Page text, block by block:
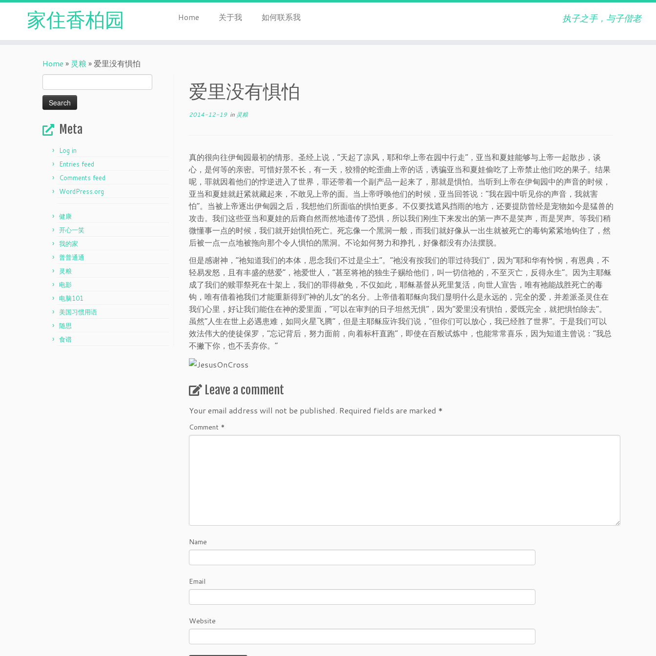
家住香柏园 执子之手，与子偕老
Home 关于我 如何联系我
Home » 灵粮 »爱里没有惧怕
for:
Meta
Log in
Entries feed
Comments feed
WordPress.org
健康
开心一笑
我的家
普普通通
灵粮
电影
电脑101
美国习惯用语
随思
食谱
爱里没有惧怕
2014-12-19 in 灵粮
真的很向往伊甸园最初的情形。圣经上说，“天起了凉风，耶和华上帝在园中行走”，亚当和夏娃能够与上帝一起散步，谈
心，是何等的亲密。可惜好景不长，有一天，狡猾的蛇歪曲上帝的话，诱骗亚当和夏娃偷吃了上帝禁止他们吃的果子。结果
呢，罪就因着他们的悖逆进入了世界，罪还带着一个副产品一起来了，那就是惧怕。当听到上帝在伊甸园中的声音的时候，
亚当和夏娃就赶紧就藏起来，不敢见上帝的面。当上帝呼唤他们的时候，亚当回答说：“我在园中听见你的声音，我就害
怕”。当被上帝逐出伊甸园之后，我想他们所面临的惧怕更多。不仅要找遮风挡雨的地方，还要提防曾经是宠物如今是猛兽的
攻击。我们这些亚当和夏娃的后裔自然而然地遗传了恐惧，所以我们刚生下来发出的第一声不是笑声，而是哭声。等我们稍
微懂事一点的时候，我们就开始惧怕死亡。死忘像一个黑洞一般，而我们就好像从一出生就被死亡的毒钩紧紧地钩住了，然
后被一点一点地被拖向那个令人惧怕的黑洞。不论如何努力和挣扎，好像都没有办法摆脱。
但是感谢神，“祂知道我们的本体，思念我们不过是尘土”。“祂没有按我们的罪过待我们”，因为“耶和华有怜悯，有恩典，不
轻易发怒，且有丰盛的慈爱”，祂爱世人，“甚至将祂的独生子赐给他们，叫一切信祂的，不至灭亡，反得永生”。因为主耶稣
成了我们的赎罪祭死在十架上，我们的罪得赦免，不仅如此，耶稣基督从死里复活，向世人宣告，唯有祂能战胜死亡的毒
钩，唯有借着祂我们才能重新得到“神的儿女”的名分。上帝借着耶稣向我们显明什么是永远的，完全的爱，并差派圣灵住在
我们心里，好让我们能住在神的爱里面，“可以在审判的日子坦然无惧”，因为“爱里没有惧怕，爱既完全，就把惧怕除去”。
虽然“人生在世上必遇患难，如同火星飞腾”，但是主耶稣应许我们说，“但你们可以放心，我已经胜了世界”。于是我们可以
效法伟大的使徒保罗，“忘记背后，努力面前，向着标杆直跑”，即使在百般试炼中，也能常常喜乐，因为知道主曾说：“我总
不撇下你，也不丢弃你。”
Leave a comment
Your email address will not be published. Required fields are marked *
Comment *
Name
Email
Website